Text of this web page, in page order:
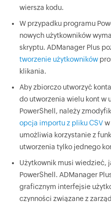
wiersza kodu.
W przypadku programu
nowych użytkowników
skryptu. ADManager Plus
tworzenie użytkowników
klikania.
Aby zbiorczo utworzyć
do utworzenia wielu kont w
PowerShell, należy
opcja importu z pliku CSVw
umożliwia korzystanie z
utworzenia tylko jednego
Użytkownik musi wiedzieć,
PowerShell. ADManager
graficznym interfejsie
czynności związane z